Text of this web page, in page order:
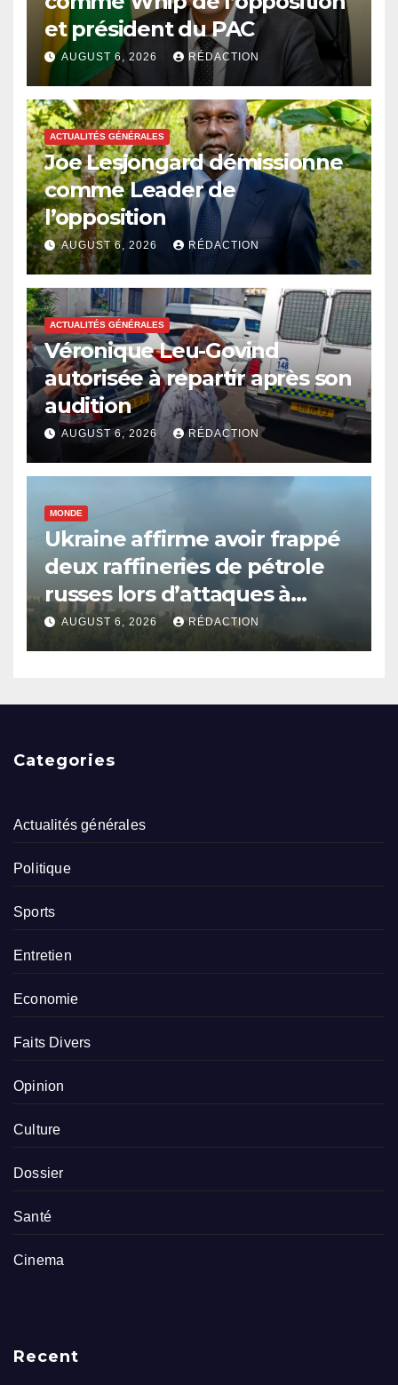
et président du PAC
AUGUST 6, 2026 RÉDACTION
ACTUALITÉS GÉNÉRALES
Joe Lesjongard démissionne
comme Leader de
l’opposition
AUGUST 6, 2026 RÉDACTION
ACTUALITÉS GÉNÉRALES
Véronique Leu-Govind
autorisée à repartir après son
audition
AUGUST 6, 2026 RÉDACTION
MONDE
Ukraine affirme avoir frappé
deux raffineries de pétrole
russes lors d’attaques à
longue portée
AUGUST 6, 2026 RÉDACTION
Categories
Actualités générales
Politique
Sports
Entretien
Economie
Faits Divers
Opinion
Culture
Dossier
Santé
Cinema
Recent